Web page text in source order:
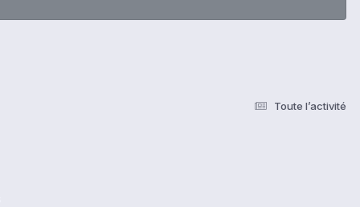
Toute l’activité